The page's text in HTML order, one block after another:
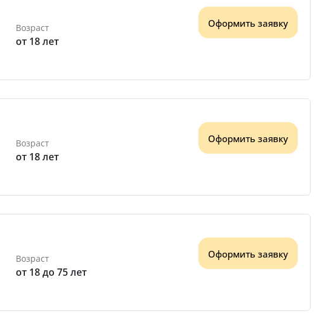
Возраст
от 18 лет
Оформить заявку
Возраст
от 18 лет
Оформить заявку
Возраст
от 18 до 75 лет
Оформить заявку